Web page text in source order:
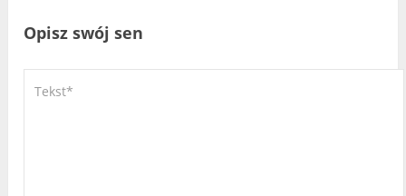
Opisz swój sen